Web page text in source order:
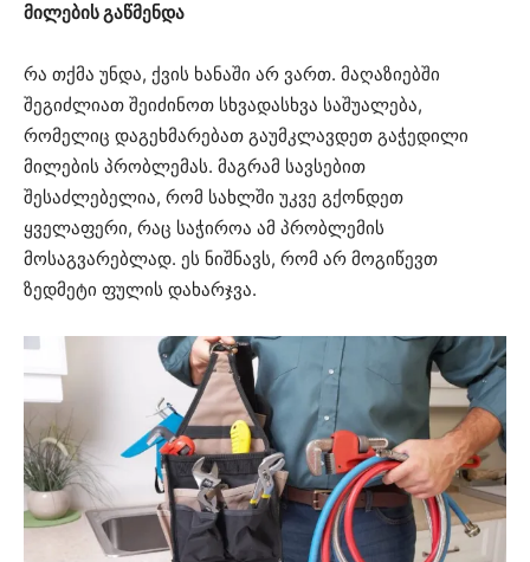
მილების გაწმენდა
რა თქმა უნდა, ქვის ხანაში არ ვართ. მაღაზიებში
შეგიძლიათ შეიძინოთ სხვადასხვა საშუალება,
რომელიც დაგეხმარებათ გაუმკლავდეთ გაჭედილი
მილების პრობლემას. მაგრამ სავსებით
შესაძლებელია, რომ სახლში უკვე გქონდეთ
ყველაფერი, რაც საჭიროა ამ პრობლემის
მოსაგვარებლად. ეს ნიშნავს, რომ არ მოგიწევთ
ზედმეტი ფულის დახარჯვა.